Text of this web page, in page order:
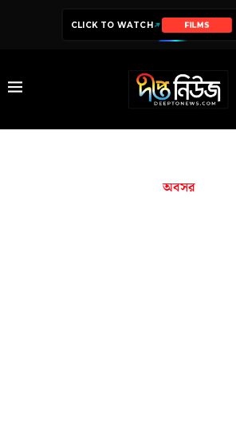
CLICK TO WATCH SERIES
অবসর